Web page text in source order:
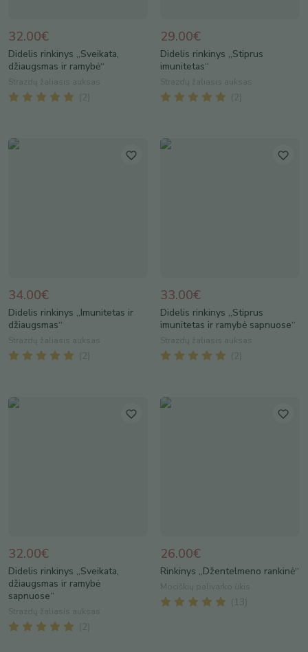
32.00€
Didelis rinkinys „Sveikata,
džiaugsmas ir ramybė“
Strazdų žaliasis auksas
( 2
29.00€
Didelis rinkinys „Stiprus
imunitetas“
Strazdų žaliasis auksas
( 2
34.00€
Didelis rinkinys „Imunitetas ir
džiaugsmas“
Strazdų žaliasis auksas
( 2
33.00€
Didelis rinkinys „Stiprus
imunitetas ir ramybė sapnuose“
Strazdų žaliasis auksas
( 2
32.00€
Didelis rinkinys „Sveikata,
džiaugsmas ir ramybė
sapnuose“
Strazdų žaliasis auksas
( 2
26.00€
Rinkinys „Džentelmeno rankinė“
Mociškių palivarko ūkis
( 13